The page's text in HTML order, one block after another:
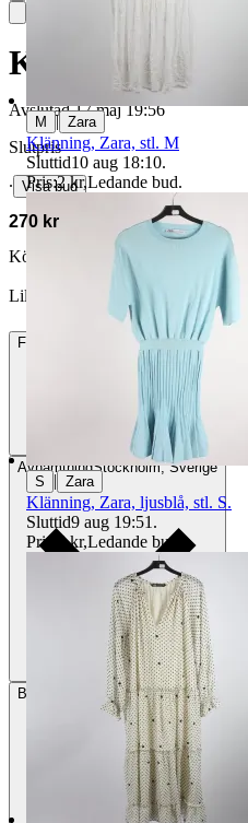
Klänning,
Avslutad 17 maj 19:56
Slutpris
∙ Visa bud
270 kr
Köparskydd är valfritt hos företag.
Lilla_Gryta vann auktionen
Frakt
AvhämtningStockholm, Sverige
Betalning Via Tradera
M | Zara
Klänning, Zara, stl. M
Sluttid10 aug 18:10.
Pris:2 kr,Ledande bud.
S | Zara
Klänning, Zara, ljusblå, stl. S.
Sluttid9 aug 19:51 .
Pris:
5 kr,Ledande bud